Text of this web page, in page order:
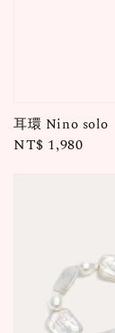
耳環 Nino solo
Regular
NT$ 1,980